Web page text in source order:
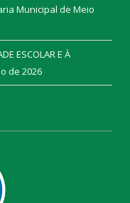
Municipal de Meio
ESCOLAR E À
de 2026